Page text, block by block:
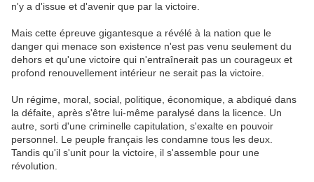
n'y a d'issue et d'avenir que par la victoire.
Mais cette épreuve gigantesque a révélé à la nation que le
danger qui menace son existence n'est pas venu seulement du
dehors et qu'une victoire qui n'entraînerait pas un courageux et
profond renouvellement intérieur ne serait pas la victoire.
Un régime, moral, social, politique, économique, a abdiqué dans
la défaite, après s'être lui-même paralysé dans la licence. Un
autre, sorti d'une criminelle capitulation, s'exalte en pouvoir
personnel. Le peuple français les condamne tous les deux.
Tandis qu'il s'unit pour la victoire, il s'assemble pour une
révolution.